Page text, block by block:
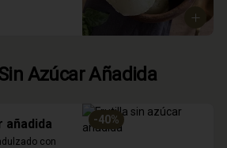
Azúcar Añadida
-40%
añadida
con